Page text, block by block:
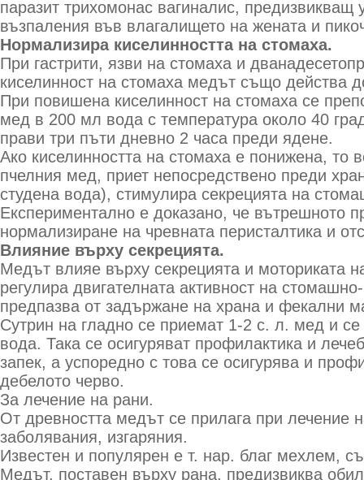
паразит трихомонас вагиналис, предизвикващ
възпаления във влагалището на жената и
Нормализира киселинността на стомаха.
При гастрити, язви на стомаха и
киселинност на стомаха медът също действа
При повишена киселинност на стомаха се
мед в 200 мл вода с температура около 40
прави три пъти дневно 2 часа преди ядене.
Ако киселинността на стомаха е понижена, то
пчелния мед, приет непосредствено преди
студена вода), стимулира секрецията на
Експериментално е доказано, че вътрешното
нормализиране на чревната перисталтика и
Влияние върху секрецията.
Медът влияе върху секрецията и моториката
регулира двигателната активност на
предпазва от задържане на храна и фекални
Сутрин на гладно се приемат 1-2 с. л. мед и
вода. Така се осигуряват профилактика и
запек, а успоредно с това се осигурява и
дебелото черво.
За лечение на рани.
От древността медът се прилага при лечение
заболявания, изгаряния.
Известен и популярен е т. нар. благ мехлем,
Медът, поставен върху рана, предизвиква